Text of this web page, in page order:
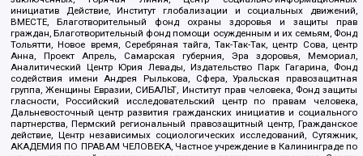
инициатив Действие, Институт глобализации и социальных движений,
ВМЕСТЕ, Благотворительный фонд охраны здоровья и защиты прав
граждан, Благотворительный фонд помощи осужденным и их семьям, Фонд
Тольятти, Новое время, Серебряная тайга, Так-Так-Так, центр Сова, центр
Анна, Проект Апрель, Самарская губерния, Эра здоровья, Мемориал,
Аналитический Центр Юрия Левады, Издательство Парк Гагарина, Фонд
содействия имени Андрея Рылькова, Сфера, Уральская правозащитная
группа, Женщины Евразии, СИБАЛЬТ, Институт прав человека, Фонд защиты
гласности, Российский исследовательский центр по правам человека,
Дальневосточный центр развития гражданских инициатив и социального
партнерства, Пермский региональный правозащитный центр, Гражданское
действие, Центр независимых социологических исследований, Сутяжник,
АКАДЕМИЯ ПО ПРАВАМ ЧЕЛОВЕКА, Частное учреждение в Калининграде по